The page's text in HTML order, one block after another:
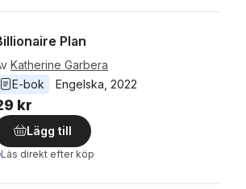
Plan
Katherine Garbera
E-bok
Engelska 2022
kr
Lägg till
Läs direkt efter köp